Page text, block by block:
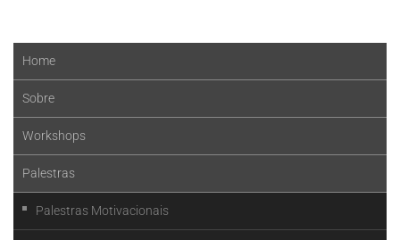
Home
Sobre
Workshops
Palestras
Palestras Motivacionais